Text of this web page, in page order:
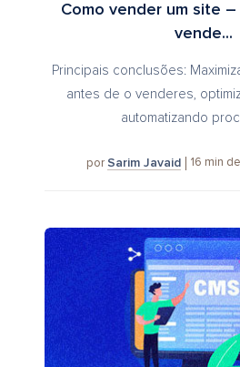
Como vender um site
vende...
Principais conclusões:
antes de o venderes,
automatizando
por Sarim Javaid 16 min